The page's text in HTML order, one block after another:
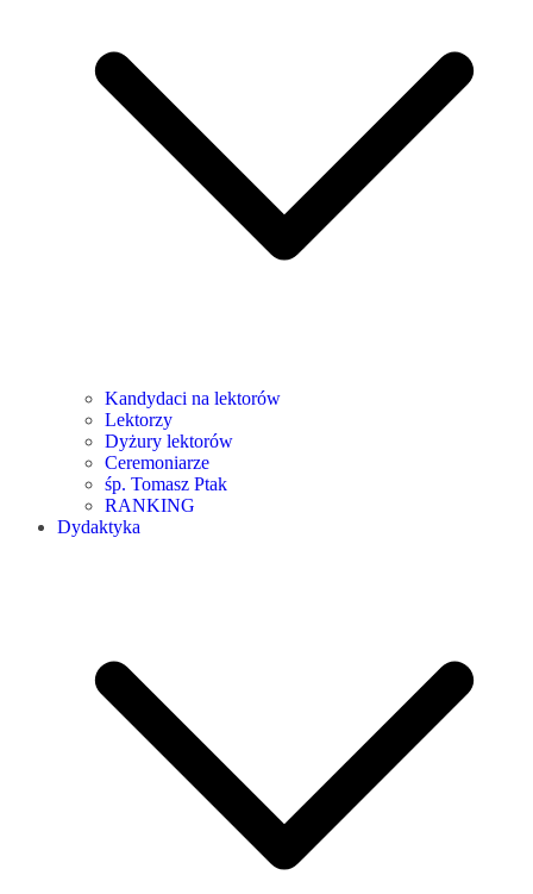
Kandydaci na lektorów
Lektorzy
Dyżury lektorów
Ceremoniarze
śp. Tomasz Ptak
RANKING
Dydaktyka